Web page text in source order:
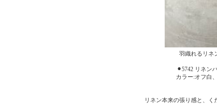
羽織れるリネ
⚫︎5742 リネン
カラー:オフ白
リネン本来の張り感と、